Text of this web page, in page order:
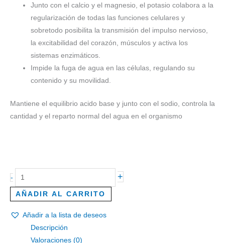
Junto con el calcio y el magnesio, el potasio colabora a la
regularización de todas las funciones celulares y
sobretodo posibilita la transmisión del impulso nervioso,
la excitabilidad del corazón, músculos y activa los
sistemas enzimáticos.
Impide la fuga de agua en las células, regulando su
contenido y su movilidad.
Mantiene el equilibrio acido base y junto con el sodio, controla la
cantidad y el reparto normal del agua en el organismo
- +
AÑADIR AL CARRITO
Añadir a la lista de deseos
Descripción
Valoraciones (0)